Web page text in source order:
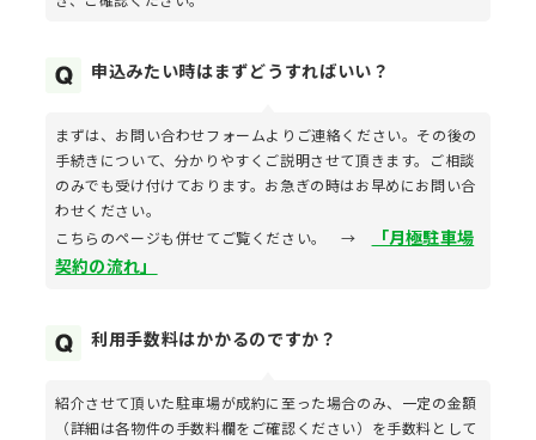
申込みたい時はまずどうすればいい？
まずは、お問い合わせフォームよりご連絡ください。その後の
手続きについて、分かりやすくご説明させて頂きます。ご相談
のみでも受け付けております。お急ぎの時はお早めにお問い合
わせください。
こちらのページも併せてご覧ください。 →
「月極駐車場
契約の流れ」
利用手数料はかかるのですか？
紹介させて頂いた駐車場が成約に至った場合のみ、一定の金額
（詳細は各物件の手数料欄をご確認ください）を手数料として